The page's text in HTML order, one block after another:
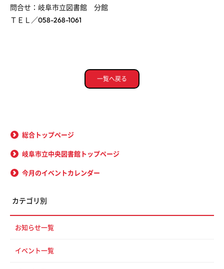
問合せ：岐阜市立図書館 分館
ＴＥＬ／058-268-1061
一覧へ戻る
総合トップページ
岐阜市立中央図書館トップページ
今月のイベントカレンダー
カテゴリ別
お知らせ一覧
イベント一覧